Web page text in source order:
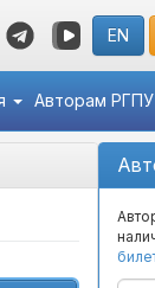
EN
Авторам РГПУ